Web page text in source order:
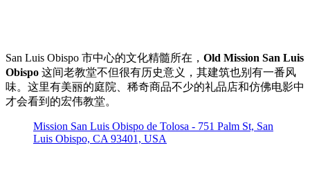
San Luis Obispo 市中心的文化精髓所在， Old Mission San Luis
Obispo 这间老教堂不但很有历史意义，其建筑也别有一番风
味。这里有美丽的庭院、稀奇商品不少的礼品店和仿佛电影中
才会看到的宏伟教堂。
Mission San Luis Obispo de Tolosa - 751 Palm St, San
Luis Obispo, CA 93401, USA